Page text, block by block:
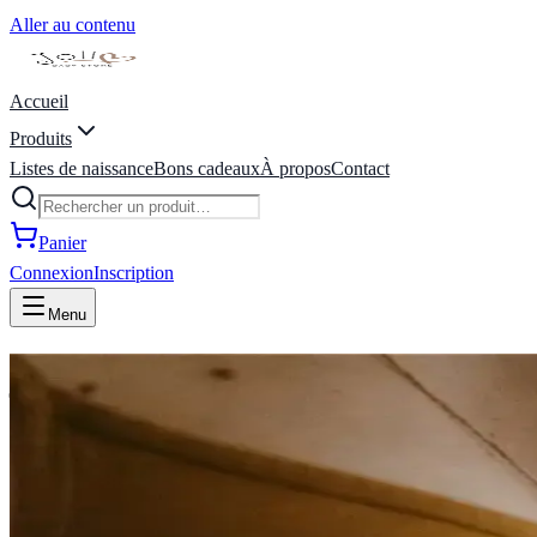
Aller au contenu
Accueil
Produits
Listes de naissanceBons cadeauxÀ proposContact
Panier
ConnexionInscription
Menu
joli coeur baby store | liste de
Chez Joli Coeur